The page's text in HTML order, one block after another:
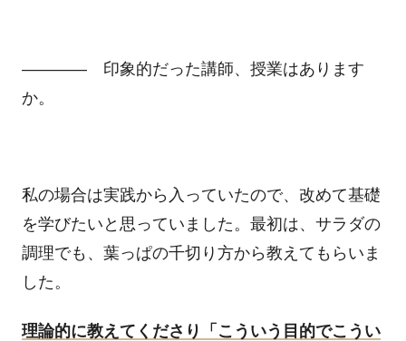
―――― 印象的だった講師、授業はあります
か。
私の場合は実践から入っていたので、改めて基礎
を学びたいと思っていました。最初は、サラダの
調理でも、葉っぱの千切り方から教えてもらいま
した。
理論的に教えてくださり「こういう目的でこうい